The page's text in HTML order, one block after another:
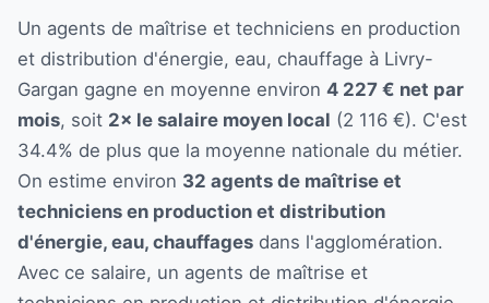
Un agents de maîtrise et techniciens en production
et distribution d'énergie, eau, chauffage à Livry-
Gargan gagne en moyenne environ 4 227 € net par
mois, soit 2× le salaire moyen local (2 116 €). C'est
34.4% de plus que la moyenne nationale du métier.
On estime environ 32 agents de maîtrise et
techniciens en production et distribution
d'énergie, eau, chauffages dans l'agglomération.
Avec ce salaire, un agents de maîtrise et